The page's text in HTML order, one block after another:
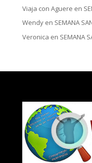
Viaja con Aguere en
Wendyen SEMANA
Veronica en SEMANA